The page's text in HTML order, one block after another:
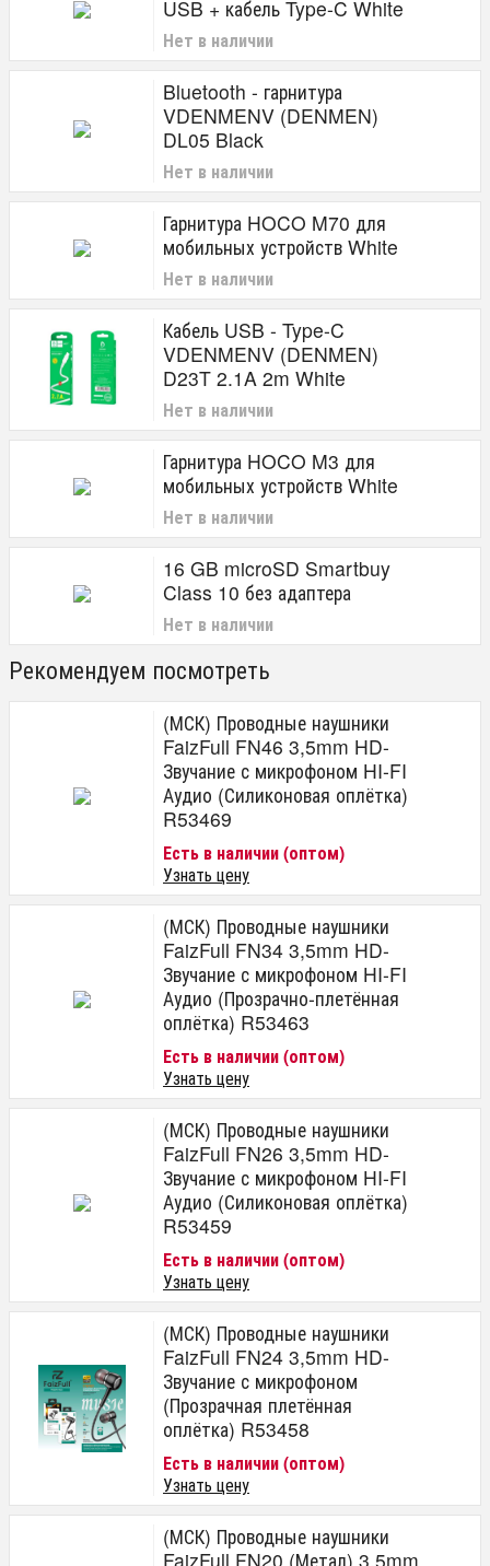
USB + кабель Type-C White
Нет в наличии
Bluetooth - гарнитура
VDENMENV (DENMEN)
DL05 Black
Нет в наличии
Гарнитура HOCO M70 для
мобильных устройств White
Нет в наличии
Кабель USB - Type-C
VDENMENV (DENMEN)
D23T 2.1A 2m White
Нет в наличии
Гарнитура HOCO M3 для
мобильных устройств White
Нет в наличии
16 GB microSD Smartbuy
Class 10 без адаптера
Нет в наличии
Рекомендуем посмотреть
(МСК) Проводные наушники
FaizFull FN46 3,5mm HD-
Звучание с микрофоном HI-FI
Аудио (Силиконовая оплётка)
R53469
Есть в наличии (оптом)
Узнать цену
(МСК) Проводные наушники
FaizFull FN34 3,5mm HD-
Звучание с микрофоном HI-FI
Аудио (Прозрачно-плетённая
оплётка) R53463
Есть в наличии (оптом)
Узнать цену
(МСК) Проводные наушники
FaizFull FN26 3,5mm HD-
Звучание с микрофоном HI-FI
Аудио (Силиконовая оплётка)
R53459
Есть в наличии (оптом)
Узнать цену
(МСК) Проводные наушники
FaizFull FN24 3,5mm HD-
Звучание с микрофоном
(Прозрачная плетённая
оплётка) R53458
Есть в наличии (оптом)
Узнать цену
(МСК) Проводные наушники
FaizFull FN20 (Метал) 3,5mm